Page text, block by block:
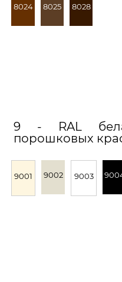
8024 8025 8028
9 - RAL
порошковых
9001 9002 9003